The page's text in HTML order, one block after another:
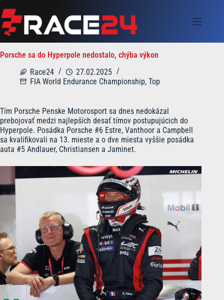
to
content
Porsche sa do Hyperpole nedostalo, chýba výkon
Race24
27.02.2025
FIA World Endurance Championship, Top
Tím Porsche Penske Motorosport sa dnes nedokázal
prebojovať medzi najlepších desať tímov postupujúcich do
Hyperpole. Posádka Porsche #6 Estre, Vanthoor a Campbell
sa kvalifikovali na 13. mieste a o dve miesta vyššie posádka
auta #5 Andlauer, Christiansen a Jaminet.